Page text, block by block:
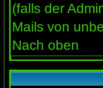
(falls der
Mails von
Nach oben